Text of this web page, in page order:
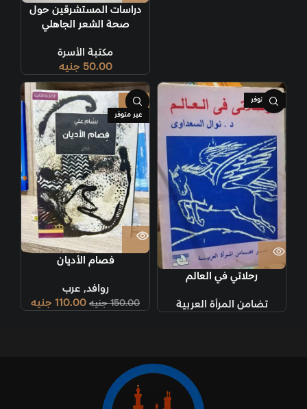
دراسات المستشرقين حول
صحة الشعر الجاهلي
مكتبة الأسرة
50.00 جنيه
غير متوفر
رحلاتي في العالم
تضامن المرأة العربية
-27%
غير متوفر
فصام الأديان
روافد, عرب
150.00 جنيه 110.00 جنيه